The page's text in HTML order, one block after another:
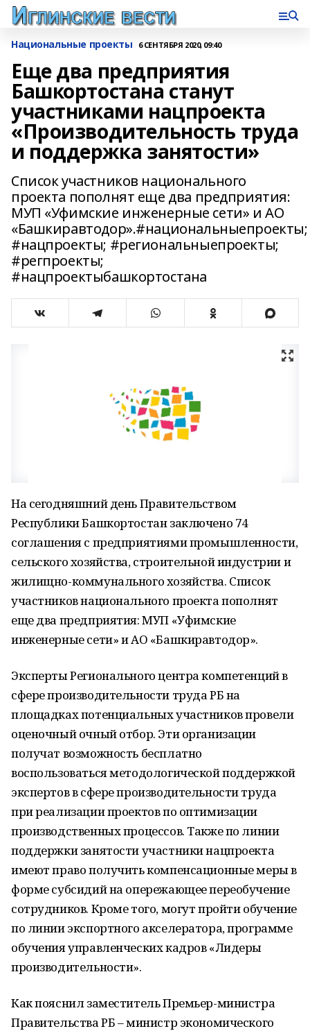
Национальные проекты 6 СЕНТЯБРЯ 2020, 09:40
Еще два предприятия
Башкортостана станут
участниками нацпроекта
«Производительность труда
и поддержка занятости»
Список участников национального
проекта пополнят еще два предприятия:
МУП «Уфимские инженерные сети» и АО
«Башкиравтодор».#национальныепроекты;
#нацпроекты; #региональныепроекты;
#регпроекты;
#нацпроектыбашкортостана
На сегодняшний день Правительством
Республики Башкортостан заключено 74
соглашения с предприятиями промышленности,
сельского хозяйства, строительной индустрии и
жилищно-коммунального хозяйства. Список
участников национального проекта пополнят
еще два предприятия: МУП «Уфимские
инженерные сети» и АО «Башкиравтодор».
Эксперты Регионального центра компетенций в
сфере производительности труда РБ на
площадках потенциальных участников провели
оценочный очный отбор. Эти организации
получат возможность бесплатно
воспользоваться методологической поддержкой
экспертов в сфере производительности труда
при реализации проектов по оптимизации
производственных процессов. Также по линии
поддержки занятости участники нацпроекта
имеют право получить компенсационные меры в
форме субсидий на опережающее переобучение
сотрудников. Кроме того, могут пройти обучение
по линии экспортного акселератора, программе
обучения управленческих кадров «Лидеры
производительности».
Как пояснил заместитель Премьер-министра
Правительства РБ – министр экономического